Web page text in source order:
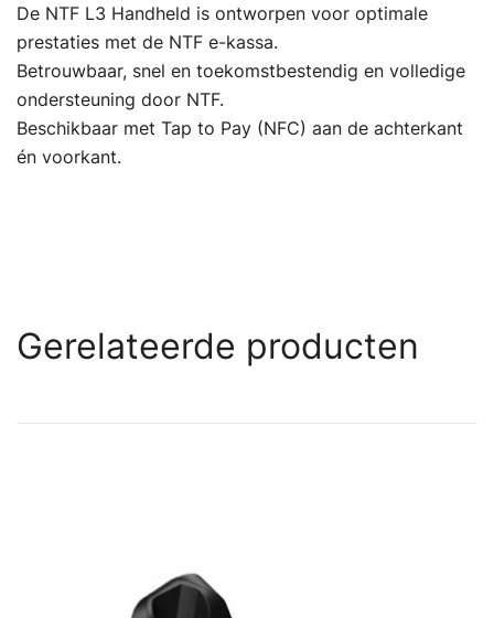
De NTF L3 Handheld is ontworpen voor optimale
prestaties met de NTF e-kassa.
Betrouwbaar, snel en toekomstbestendig en volledige
ondersteuning door NTF.
Beschikbaar met Tap to Pay (NFC) aan de achterkant
én voorkant.
Gerelateerde producten